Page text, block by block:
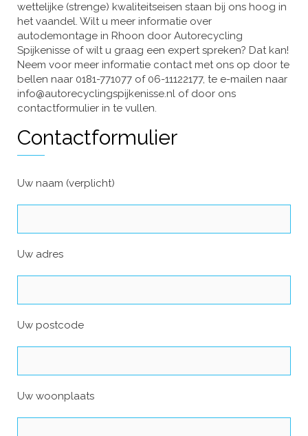
wettelijke (strenge) kwaliteitseisen staan bij ons hoog in
het vaandel. Wilt u meer informatie over
autodemontage in Rhoon door Autorecycling
Spijkenisse of wilt u graag een expert spreken? Dat kan!
Neem voor meer informatie contact met ons op door te
bellen naar 0181-771077 of 06-11122177, te e-mailen naar
info@autorecyclingspijkenisse.nl of door ons
contactformulier in te vullen.
Contactformulier
Uw naam (verplicht)
Uw adres
Uw postcode
Uw woonplaats